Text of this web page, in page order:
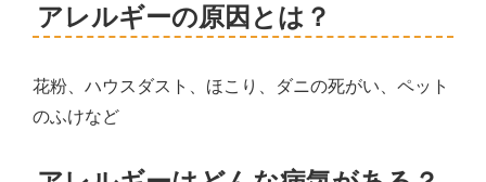
アレルギーの原因とは？
花粉、ハウスダスト、ほこり、ダニの死がい、ペット
のふけなど